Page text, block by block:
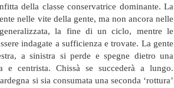
della classe conservatrice dominante. La
nelle vite della gente, ma non ancora nelle
la fine di un ciclo, mentre le
indagate a sufficienza e trovate. La gente
a sinistra si perde e spegne dietro una
e centrista. Chissà se succederà a lungo.
si sia consumata una seconda ‘rottura’